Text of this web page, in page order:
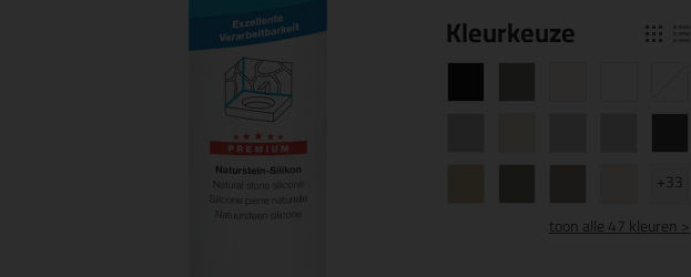
Kleurkeuze
+33
toonalle 47 kleuren >